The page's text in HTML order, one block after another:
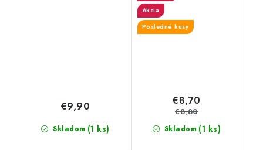
Skladom (1 ks)
€9,90
Akcia
Posledné kusy
Skladom (1 ks)
€8,70
€8,80